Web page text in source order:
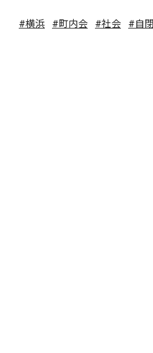
#横浜 #町内会 #社会 #自